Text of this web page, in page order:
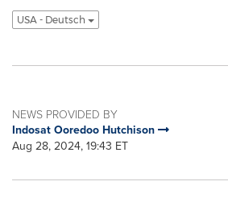
USA - Deutsch
NEWS PROVIDED BY
Indosat Ooredoo Hutchison
Aug 28, 2024, 19:43 ET